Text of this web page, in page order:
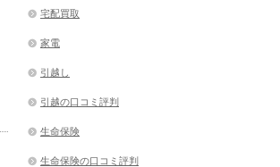
宅配買取
家電
引越し
引越の口コミ評判
生命保険
生命保険の口コミ評判